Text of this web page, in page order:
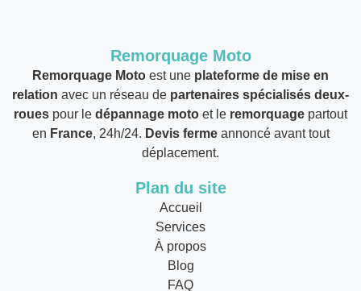
Remorquage Moto
Remorquage Moto est une plateforme de mise en
relation avec un réseau de partenaires spécialisés deux-
roues pour le dépannage moto et le remorquage partout
en France, 24h/24. Devis fermeannoncé avant tout
déplacement.
Plan du site
Accueil
Services
À propos
Blog
FAQ